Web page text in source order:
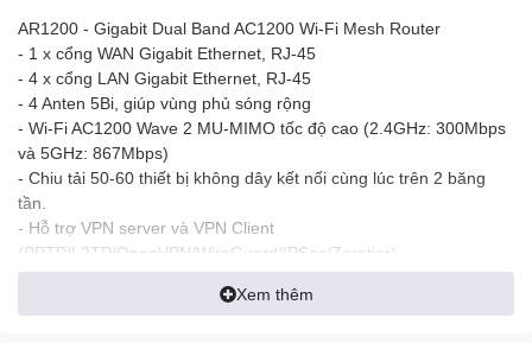
AR1200 - Gigabit Dual Band AC1200 Wi-Fi Mesh Router
- 1 x cổng WAN Gigabit Ethernet, RJ-45
- 4 x cổng LAN Gigabit Ethernet, RJ-45
- 4 Anten 5Bi, giúp vùng phủ sóng rộng
- Wi-Fi AC1200 Wave 2 MU-MIMO tốc độ cao (2.4GHz: 300Mbps
và 5GHz: 867Mbps)
- Chiu tải 50-60 thiết bị không dây kết nối cùng lúc trên 2 băng
tần.
- Hỗ trợ VPN server và VPN Client
(PPTP/L2TP/OpenVPN/WireGuard/IPSec/Zerotier)
- Tùy chọn các chế độ hoạt động (Wi-Fi Router, Access Point,
Xem thêm